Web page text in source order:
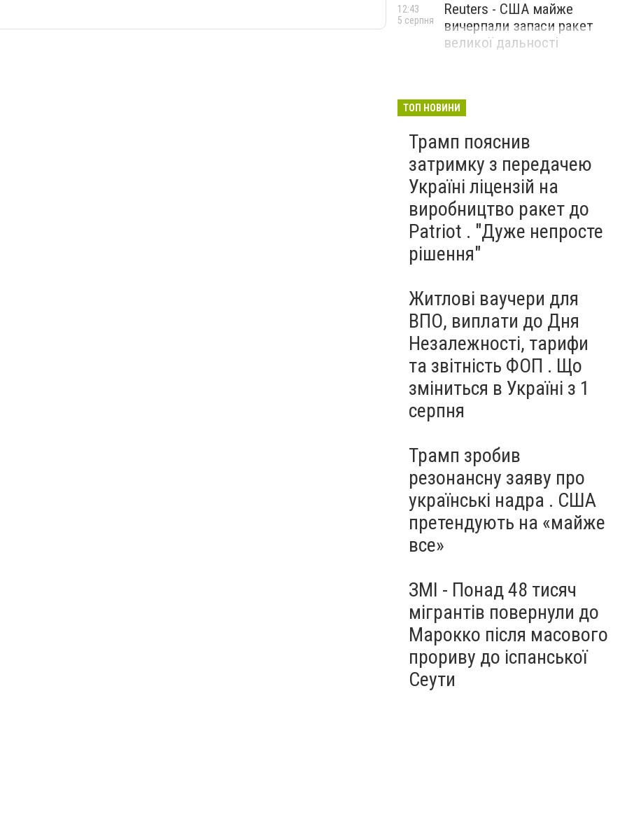
Reuters - США майже
вичерпали запаси ракет
великої дальності
12:43
5 серпня
ТОП НОВИНИ
Трамп пояснив
затримку з передачею
Україні ліцензій на
виробництво ракет до
Patriot . "Дуже непросте
рішення"
Житлові ваучери для
ВПО, виплати до Дня
Незалежності, тарифи
та звітність ФОП . Що
зміниться в Україні з 1
серпня
Трамп зробив
резонансну заяву про
українські надра . США
претендують на «майже
все»
ЗМІ - Понад 48 тисяч
мігрантів повернули до
Марокко після масового
прориву до іспанської
Сеути